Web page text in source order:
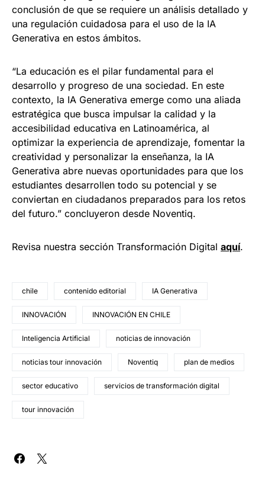
conclusión de que se requiere un análisis detallado y
una regulación cuidadosa para el uso de la IA
Generativa en estos ámbitos.
“La educación es el pilar fundamental para el
desarrollo y progreso de una sociedad. En este
contexto, la IA Generativa emerge como una aliada
estratégica que busca impulsar la calidad y la
accesibilidad educativa en Latinoamérica, al
optimizar la experiencia de aprendizaje, fomentar la
creatividad y personalizar la enseñanza, la IA
Generativa abre nuevas oportunidades para que los
estudiantes desarrollen todo su potencial y se
conviertan en ciudadanos preparados para los retos
del futuro.” concluyeron desde Noventiq.
Revisa nuestra sección Transformación Digital aquí.
chile contenido editorial IA Generativa
INNOVACIÓN INNOVACIÓN EN CHILE
Inteligencia Artificial noticias de innovación
noticias tour innovación Noventiq plan de medios
sector educativo servicios de transformación digital
tour innovación